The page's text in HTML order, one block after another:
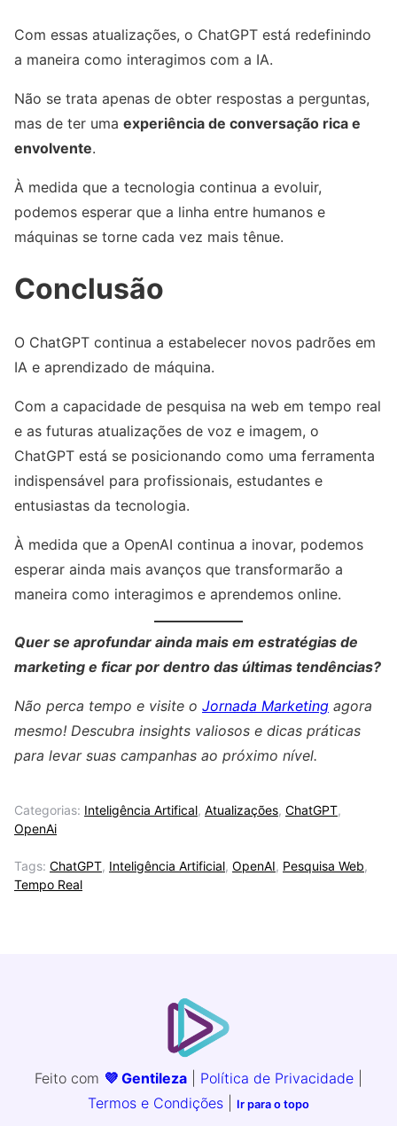
Com essas atualizações, o ChatGPT está redefinindo
a maneira como interagimos com a IA.
Não se trata apenas de obter respostas a perguntas,
mas de ter uma experiência de conversação rica e
envolvente.
À medida que a tecnologia continua a evoluir,
podemos esperar que a linha entre humanos e
máquinas se torne cada vez mais tênue.
Conclusão
O ChatGPT continua a estabelecer novos padrões em
IA e aprendizado de máquina.
Com a capacidade de pesquisa na web em tempo real
e as futuras atualizações de voz e imagem, o
ChatGPT está se posicionando como uma ferramenta
indispensável para profissionais, estudantes e
entusiastas da tecnologia.
À medida que a OpenAI continua a inovar, podemos
esperar ainda mais avanços que transformarão a
maneira como interagimos e aprendemos online.
Quer se aprofundar ainda mais em estratégias de
marketing e ficar por dentro das últimas tendências?
Não perca tempo e visite o Jornada Marketing agora
mesmo! Descubra insights valiosos e dicas práticas
para levar suas campanhas ao próximo nível.
Categorias: Inteligência Artifical, Atualizações, ChatGPT,
OpenAi
Tags: ChatGPT, Inteligência Artificial, OpenAI, Pesquisa Web,
Tempo Real
Feito com 💜 Gentileza Política de Privacidade
Termos e Condições
Ir para o topo